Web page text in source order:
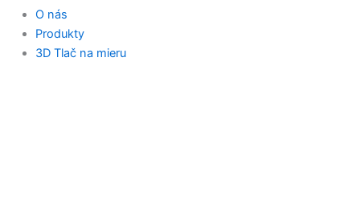
O nás
Produkty
3D Tlač na mieru